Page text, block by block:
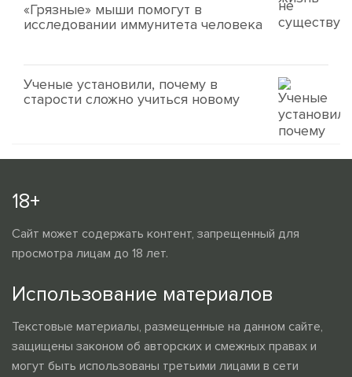
«Грязные» мыши помогут в
исследовании иммунитета человека
Ученые установили, почему в
старости сложно учиться новому
18+
Сайт может содержать контент, запрещенный для
просмотра лицам до 18 лет.
Использование материалов
Текстовые материалы, размещенные на данном сайте,
защищены законом об авторских и смежных правах и
могут быть использованы третьими лицами в сети